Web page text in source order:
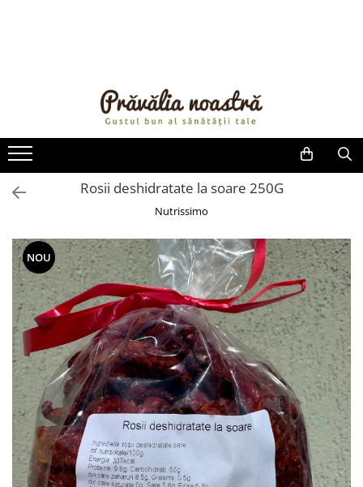
ULEIURI ȘI UNTURI
MĂSLINE
NUCI ȘI SEMINȚE
FRUCTE DESHIDRATATE
FRUCTE LA CONSERVĂ
OȚETURI ȘI SOSURI
SOSURI
FĂINĂ FĂRĂ GLUTEN
BĂUTURI / LAPTE VEGETAL
OREZ ȘI CEREALE
PASTE
CREME ȘI PASTE TARTINABILE
CONDIMENTE
CEAIURI GRECEȘTI
CIOCOLATĂ ȘI CACAO
HEALTHY SNACKS
Rosii deshidratate la soare 250G
Nutrissimo
NOU